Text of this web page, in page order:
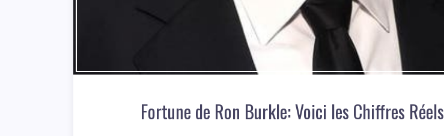
Fortune de Ron Burkle: Voici les Chiffres Réels